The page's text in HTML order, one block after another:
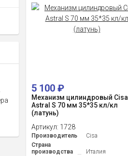
5 100 ₽
Механизм цилиндровый Cisa
Astral S 70 мм 35*35 кл/кл
(латунь)
Артикул: 1728
Производитель
Cisa
Страна
производства
Италия